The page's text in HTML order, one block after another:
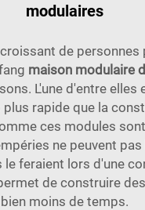
modulaires
de personnes
maison modulaire
L'une d'entre elles
plus rapide que la
ces modules
ne peuvent
le feraient lors d'une
de construire
bien moins de temps.